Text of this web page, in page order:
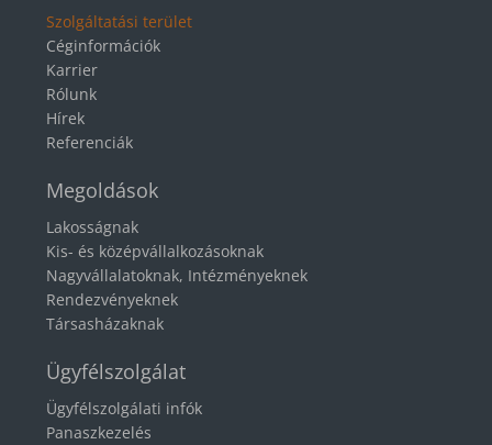
Szolgáltatási terület
Céginformációk
Karrier
Rólunk
Hírek
Referenciák
Megoldások
Lakosságnak
Kis- és középvállalkozásoknak
Nagyvállalatoknak, Intézményeknek
Rendezvényeknek
Társasházaknak
Ügyfélszolgálat
Ügyfélszolgálati infók
Panaszkezelés